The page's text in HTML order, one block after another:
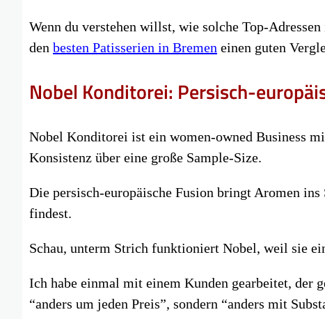
Wenn du verstehen willst, wie solche Top-
den besten Patisserien in Bremen einen guten
Nobel Konditorei: Persisch-
Nobel Konditorei ist ein women-owned Business
Konsistenz über eine große Sample-Size.
Die persisch-europäische Fusion bringt Aromen
findest.
Schau, unterm Strich funktioniert Nobel, weil sie
Ich habe einmal mit einem Kunden gearbeitet, der
“anders um jeden Preis”, sondern “anders mit